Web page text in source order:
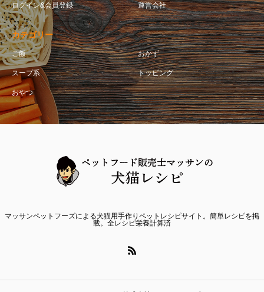
ログイン&会員登録 運営会社
カテゴリー
ご飯 おかず
スープ系 トッピング
おやつ
マッサンペットフーズによる犬猫用手作りペットレシピサイト。簡単レシピを掲
載。全レシピ栄養計算済